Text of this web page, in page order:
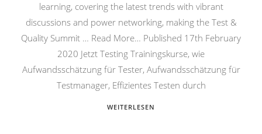
learning, covering the latest trends with vibrant
discussions and power networking, making the Test &
Quality Summit … Read More… Published 17th February
2020 Jetzt Testing Trainingskurse, wie
Aufwandsschätzung für Tester, Aufwandsschätzung für
Testmanager, Effizientes Testen durch
WEITERLESEN